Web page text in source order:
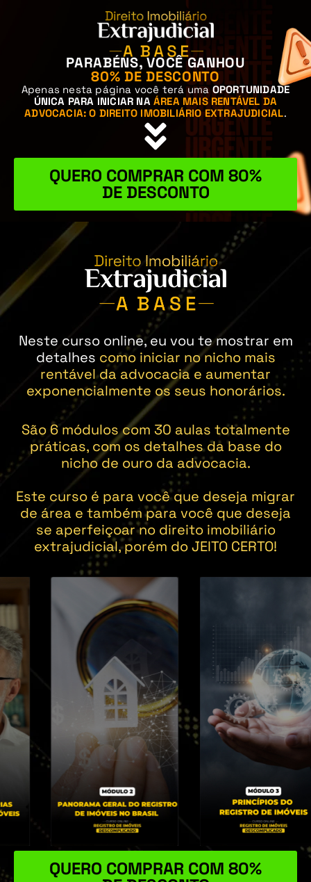
PARABÉNS, VOCÊ GANHOU
80% DE DESCONTO
Apenas nesta página você terá umaOPORTUNIDADE
ÚNICA PARA INICIAR NAÁREA MAIS RENTÁVEL DA
ADVOCACIA: O DIREITO IMOBILIÁRIO EXTRAJUDICIAL.
QUERO COMPRAR COM 80%
DE DESCONTO
Neste curso online, eu vou te mostrar em
detalhes como iniciar no nicho mais
rentável da advocacia e aumentar
exponencialmente os seus honorários.
São 6 módulos com 30 aulas totalmente
práticas, com os detalhes da base do
nicho de ouro da advocacia.
Este curso é para você que deseja migrar
de área e também para você que deseja
se aperfeiçoar no direito imobiliário
extrajudicial, porém do JEITO CERTO!
QUERO COMPRAR COM 80%